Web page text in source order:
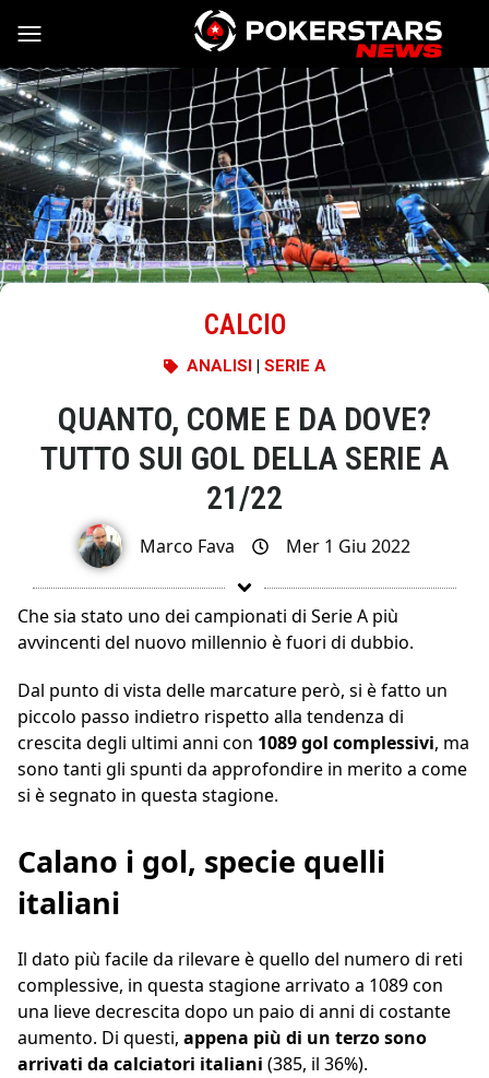
CALCIO
ANALISI| SERIE A
QUANTO, COME E DA DOVE?
TUTTO SUI GOL DELLA SERIE A
21/22
Marco Fava Mer 1 Giu 2022
Che sia stato uno dei campionati di Serie A più
avvincenti del nuovo millennio è fuori di dubbio.
Dal punto di vista delle marcature però, si è fatto un
piccolo passo indietro rispetto alla tendenza di
crescita degli ultimi anni con 1089 gol complessivi, ma
sono tanti gli spunti da approfondire in merito a come
si è segnato in questa stagione.
Calano i gol, specie quelli
italiani
Il dato più facile da rilevare è quello del numero di reti
complessive, in questa stagione arrivato a 1089 con
una lieve decrescita dopo un paio di anni di costante
aumento. Di questi, appena più di un terzo sono
arrivati da calciatori italiani (385, il 36%).